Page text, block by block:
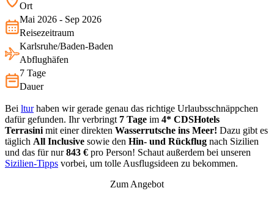
Auszeit auf Sizilien suchen. Rundum-Paket mit super
Ort
Mai 2026 - Sep 2026
Reisezeitraum
Karlsruhe/Baden-Baden
Abflughäfen
7 Tage
Dauer
Bei lturhaben wir gerade genau das richtige Urlaubsschnäppchen
dafür gefunden. Ihr verbringt 7 Tage im 4* CDSHotels
Terrasini mit einer direkten Wasserrutsche ins Meer! Dazu gibt es
täglich All Inclusive sowie den Hin- und Rückflug nach Sizilien
und das für nur843 € pro Person! Schaut außerdem bei unseren
Sizilien-Tipps vorbei, um tolle Ausflugsideen zu bekommen.
Zum Angebot